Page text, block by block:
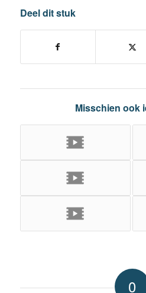
Deel dit stuk
Misschien ook
0